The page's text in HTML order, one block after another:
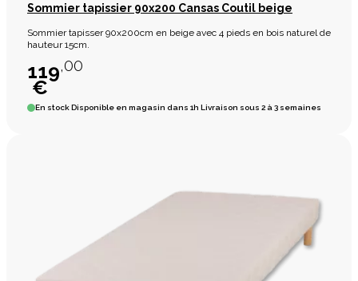
Sommier tapissier 90x200 Cansas Coutil beige
Sommier tapisser 90x200cm en beige avec 4 pieds en bois naturel de
hauteur 15cm.
119,00
€
En stockDisponible en magasin dans 1h Livraison sous 2 à 3 semaines